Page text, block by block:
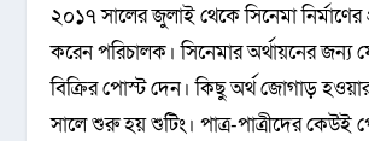
২০১৭ সালের জুলাই থেকে সিনেমা নির্মাণের
করেন পরিচালক। সিনেমার অর্থায়নের জন্য
বিক্রির পোস্ট দেন। কিছু অর্থ জোগাড়
সালে শুরু হয় শুটিং। পাত্র-পাত্রীদের কেউই